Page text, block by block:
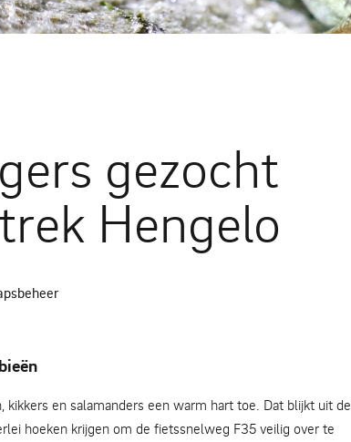
gezocht
Hengelo
kikkers en salamanders een warm hart toe. Dat blijkt uit de
hoeken krijgen om de fietssnelweg F35 veilig over te